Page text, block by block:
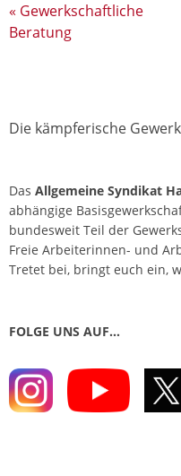
« Gewerkschaftliche
Beratung
Die kämpferische
Das Allgemeine Syndikat
abhängige
bundesweit Teil der
Freie Arbeiterinnen- und
Tretet bei, bringt euch ein,
FOLGE UNS AUF…